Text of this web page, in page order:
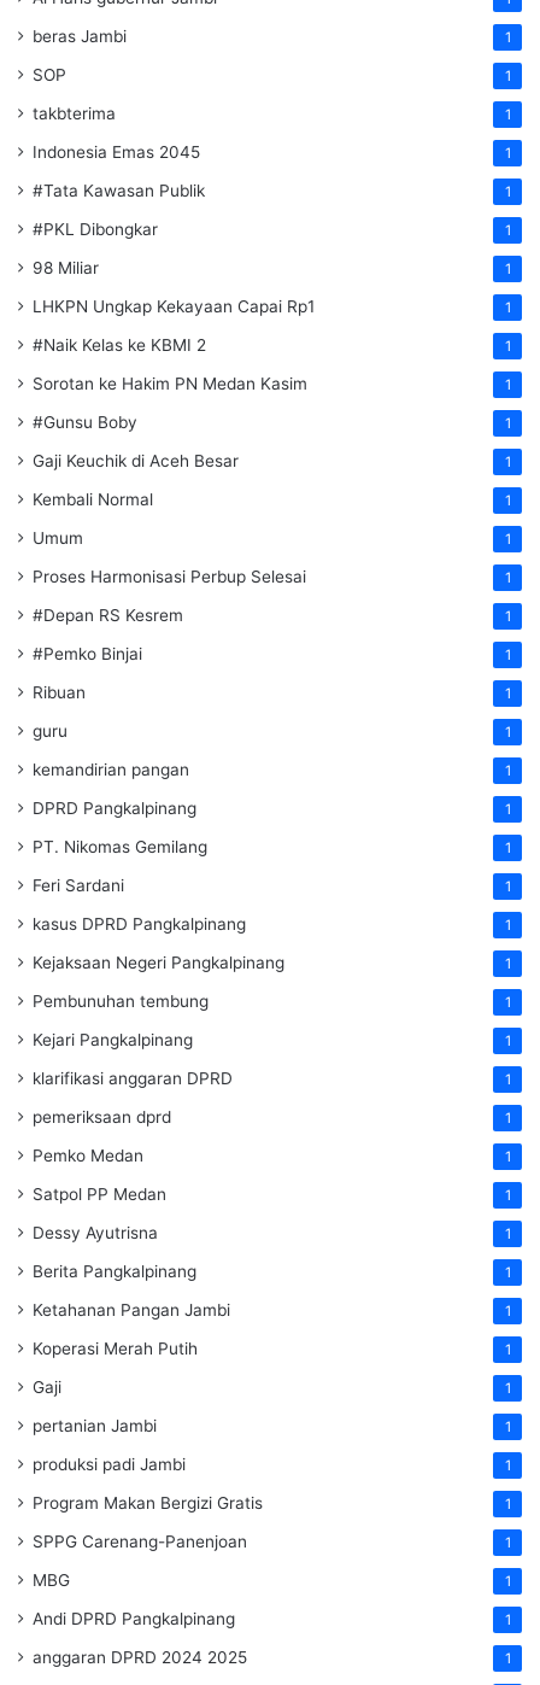
beras Jambi 1
SOP 1
takbterima 1
Indonesia Emas 2045 1
#Tata Kawasan Publik 1
#PKL Dibongkar 1
98 Miliar 1
LHKPN Ungkap Kekayaan Capai Rp1 1
#Naik Kelas ke KBMI 2 1
Sorotan ke Hakim PN Medan Kasim 1
#Gunsu Boby 1
Gaji Keuchik di Aceh Besar 1
Kembali Normal 1
Umum 1
Proses Harmonisasi Perbup Selesai 1
#Depan RS Kesrem 1
#Pemko Binjai 1
Ribuan 1
guru 1
kemandirian pangan 1
DPRD Pangkalpinang 1
PT. Nikomas Gemilang 1
Feri Sardani 1
kasus DPRD Pangkalpinang 1
Kejaksaan Negeri Pangkalpinang 1
Pembunuhan tembung 1
Kejari Pangkalpinang 1
klarifikasi anggaran DPRD 1
pemeriksaan dprd 1
Pemko Medan 1
Satpol PP Medan 1
Dessy Ayutrisna 1
Berita Pangkalpinang 1
Ketahanan Pangan Jambi 1
Koperasi Merah Putih 1
Gaji 1
pertanian Jambi 1
produksi padi Jambi 1
Program Makan Bergizi Gratis 1
SPPG Carenang-Panenjoan 1
MBG 1
Andi DPRD Pangkalpinang 1
anggaran DPRD 2024 2025 1